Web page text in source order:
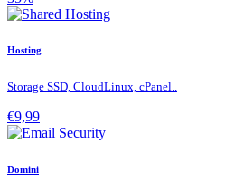
Hosting
Storage SSD, CloudLinux, cPanel..
€9,99
Domini